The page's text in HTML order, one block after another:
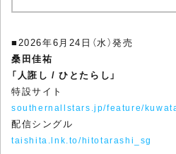
■2026年6月24日（水）発売
桑田佳祐
「人誑し / ひとたらし」
特設サイト
southernallstars.jp/feature/
配信シングル
taishita.lnk.to/hitotarashi_sg